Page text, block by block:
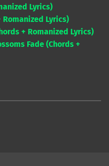
Lyrics)
Romanized Lyrics)
+ Romanized Lyrics)
Fade (Chords +